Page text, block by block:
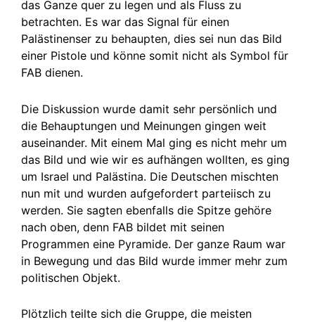
das Ganze quer zu legen und als Fluss zu
betrachten. Es war das Signal für einen
Palästinenser zu behaupten, dies sei nun das Bild
einer Pistole und könne somit nicht als Symbol für
FAB dienen.
Die Diskussion wurde damit sehr persönlich und
die Behauptungen und Meinungen gingen weit
auseinander. Mit einem Mal ging es nicht mehr um
das Bild und wie wir es aufhängen wollten, es ging
um Israel und Palästina. Die Deutschen mischten
nun mit und wurden aufgefordert parteiisch zu
werden. Sie sagten ebenfalls die Spitze gehöre
nach oben, denn FAB bildet mit seinen
Programmen eine Pyramide. Der ganze Raum war
in Bewegung und das Bild wurde immer mehr zum
politischen Objekt.
Plötzlich teilte sich die Gruppe, die meisten